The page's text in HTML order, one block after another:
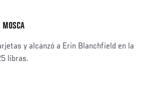
y alcanzó a Erin Blanchfield en la
libras.